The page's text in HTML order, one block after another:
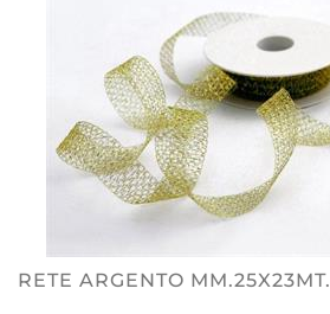
RETE ARGENTO MM.25X23MT.